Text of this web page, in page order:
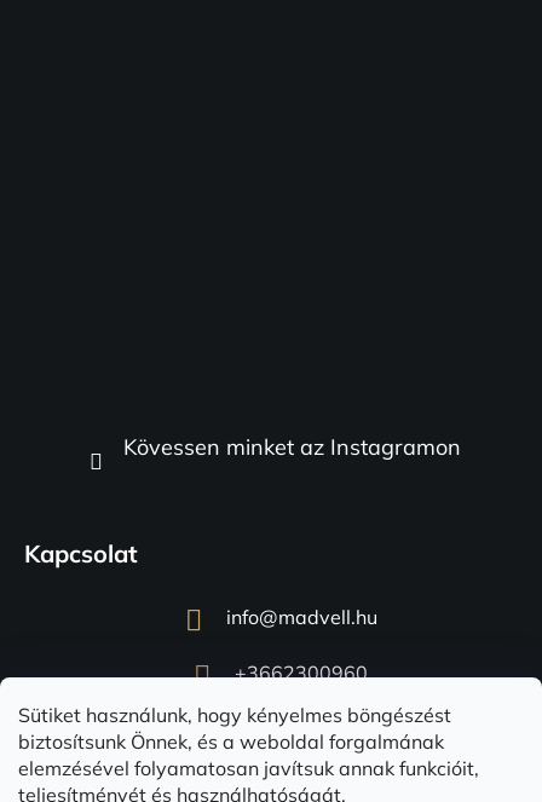
Sütiket használunk, hogy kényelmes böngészést
biztosítsunk Önnek, és a weboldal forgalmának
elemzésével folyamatosan javítsuk annak funkcióit,
teljesítményét és használhatóságát.
Kövessen minket az Instagramon
Kapcsolat
info@madvell.hu
+3662300960